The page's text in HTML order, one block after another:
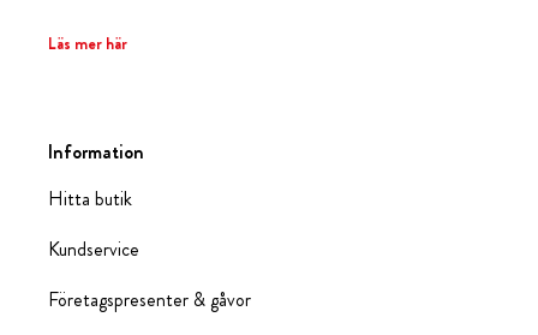
Läs mer här
Information
Hitta butik
Kundservice
Företagspresenter & gåvor